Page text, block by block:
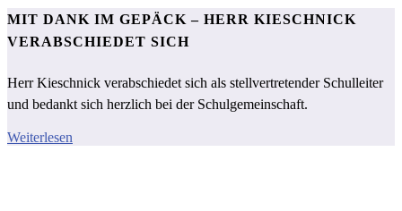
MIT DANK IM GEPÄCK – HERR KIESCHNICK
VERABSCHIEDET SICH
Herr Kieschnick verabschiedet sich als stellvertretender Schulleiter
und bedankt sich herzlich bei der Schulgemeinschaft.
Weiterlesen